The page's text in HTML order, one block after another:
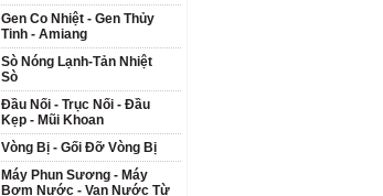
Gen Co Nhiệt - Gen Thủy
Tinh - Amiang
Sò Nóng Lạnh-Tản Nhiệt
Sò
Đầu Nối - Trục Nối - Đầu
Kẹp - Mũi Khoan
Vòng Bị - Gối Đỡ Vòng Bị
Máy Phun Sương - Máy
Bơm Nước - Van Nước Từ